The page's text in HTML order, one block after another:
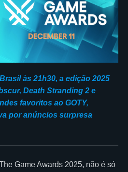
às 21h30, a edição 2025
Death Stranding 2 e
favoritos ao GOTY,
por anúncios surpresa
Game Awards 2025, não é só